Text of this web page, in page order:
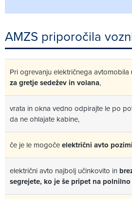
AMZS priporočila
Pri ogrevanju električnega avtomobila
za gretje sedežev in volana,
vrata in okna vedno odpirajte le po
da ne ohlajate kabine,
če je le mogočeelektrični avto
električni avto najbolj učinkovito in
segrejete, ko je še pripet na